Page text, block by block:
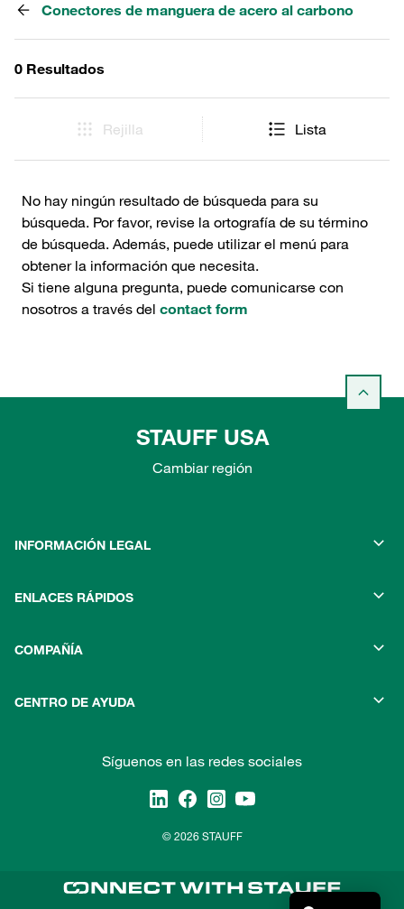
Conectores de manguera de acero al carbono
0 Resultados
Rejilla Lista
No hay ningún resultado de búsqueda para su
búsqueda. Por favor, revise la ortografía de su término
de búsqueda. Además, puede utilizar el menú para
obtener la información que necesita.
Si tiene alguna pregunta, puede comunicarse con
nosotros a través del contact form
STAUFF USA
Cambiar región
INFORMACIÓN LEGAL
ENLACES RÁPIDOS
COMPAÑÍA
CENTRO DE AYUDA
Síguenos en las redes sociales
© 2026 STAUFF